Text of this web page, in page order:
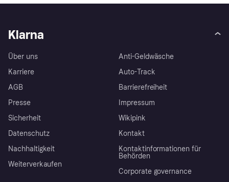
Klarna
Über uns
Karriere
AGB
Presse
Sicherheit
Datenschutz
Nachhaltigkeit
Weiterverkaufen
Anti-Geldwäsche
Auto-Track
Barrierefreiheit
Impressum
Wikipink
Kontakt
Kontaktinformationen für
Behörden
Corporate governance